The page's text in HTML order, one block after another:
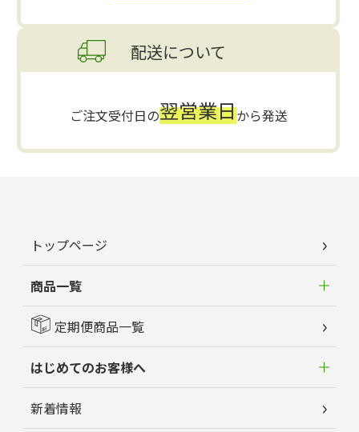
配送について
ご注文受付日の翌営業日から発送
トップページ
商品一覧
定期便商品一覧
はじめてのお客様へ
新着情報